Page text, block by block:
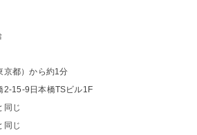
京都）から約1分
2-15-9日本橋TSビル1F
同じ
同じ